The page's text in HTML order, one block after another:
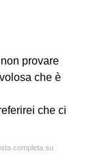
provare
che è
che ci
completa su